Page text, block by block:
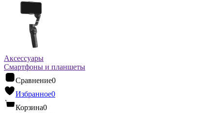
Аксессуары
Смартфоны и планшеты
Сравнение0
Избранное0
Корзина0